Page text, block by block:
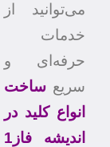
می‌توانید از
خدمات
حرفه‌ای و
سریع ساخت
انواع کلید در
اندیشه فاز1